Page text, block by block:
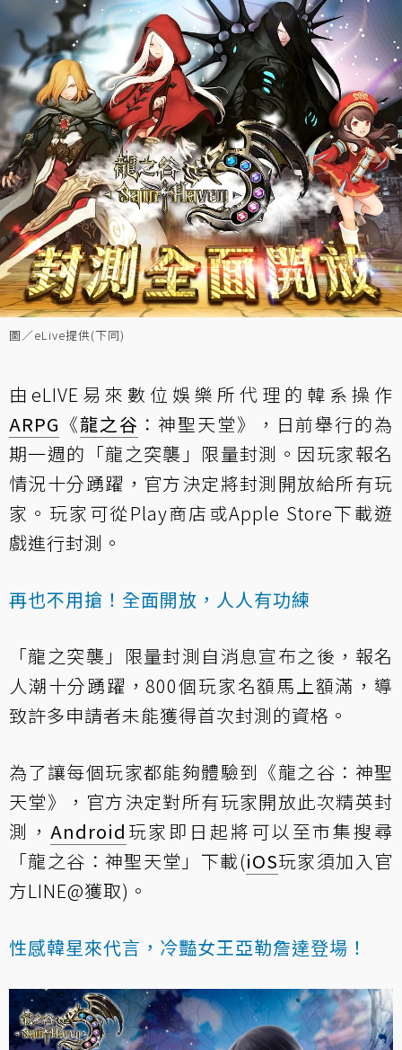
圖／eLive提供(下同)
由eLIVE易來數位娛樂所代理的韓系操作
ARPG 《龍之谷 ：神聖天堂》，日前舉行的為
期一週的「龍之突襲」限量封測。因玩家報名
情況十分踴躍，官方決定將封測開放給所有玩
家。玩家可從Play商店或Apple Store下載遊
戲進行封測。
再也不用搶！全面開放，人人有功練
「龍之突襲」限量封測自消息宣布之後，報名
人潮十分踴躍，800個玩家名額馬上額滿，導
致許多申請者未能獲得首次封測的資格。
為了讓每個玩家都能夠體驗到《龍之谷：神聖
天堂》，官方決定對所有玩家開放此次精英封
測， Android 玩家即日起將可以至市集搜尋
「龍之谷：神聖天堂」下載(iOS玩家須加入官
方LINE@獲取)。
性感韓星來代言，冷豔女王亞勒詹達登場！